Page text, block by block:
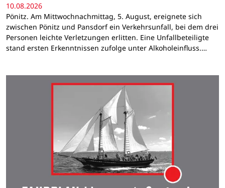
10.08.2026
Pönitz. Am Mittwochnachmittag, 5. August, ereignete sich
zwischen Pönitz und Pansdorf ein Verkehrsunfall, bei dem drei
Personen leichte Verletzungen erlitten. Eine Unfallbeteiligte
stand ersten Erkenntnissen zufolge unter Alkoholeinfluss.…